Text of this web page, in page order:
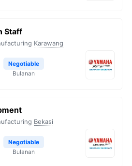
Staff
Karawang
Negotiable
Bulanan
Bekasi
Negotiable
Bulanan